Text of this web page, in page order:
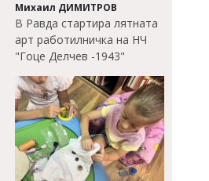
Михаил ДИМИТРОВ
В Равда стартира лятната
арт работилничка на НЧ
"Гоце Делчев -1943"